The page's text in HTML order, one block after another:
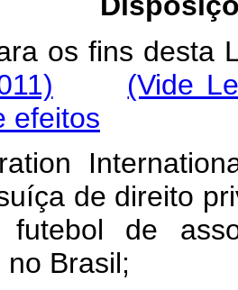
os fins desta
(Vide
efeitos
de direito
de
Brasil;